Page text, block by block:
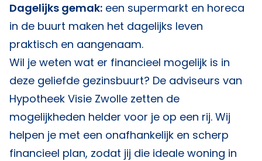
Dagelijks gemak: een supermarkt en horeca
in de buurt maken het dagelijks leven
praktisch en aangenaam.
Wil je weten wat er financieel mogelijk is in
deze geliefde gezinsbuurt? De adviseurs van
Hypotheek Visie Zwolle zetten de
mogelijkheden helder voor je op een rij. Wij
helpen je met een onafhankelijk en scherp
financieel plan, zodat jij die ideale woning in